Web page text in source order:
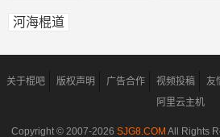
河海棍道
关于棍吧 版权声明 广告合作 视频投稿 友
阿里云主机
Copyright © 2007-2026 SJG8.COM All Rights